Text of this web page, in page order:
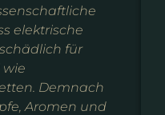
elektrische
für
wie
Demnach
Aromen und